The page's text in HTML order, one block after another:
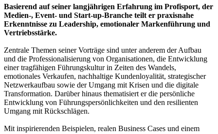
Basierend auf seiner langjährigen Erfahrung im Profisport, der
Medien-, Event- und Start-up-Branche teilt er praxisnahe
Erkenntnisse zu Leadership, emotionaler Markenführung und
Vertriebsstärke.
Zentrale Themen seiner Vorträge sind unter anderem der Aufbau
und die Professionalisierung von Organisationen, die Entwicklung
einer tragfähigen Führungskultur in Zeiten des Wandels,
emotionales Verkaufen, nachhaltige Kundenloyalität, strategischer
Netzwerkaufbau sowie der Umgang mit Krisen und die digitale
Transformation. Darüber hinaus thematisiert er die persönliche
Entwicklung von Führungspersönlichkeiten und den resilienten
Umgang mit Rückschlägen.
Mit inspirierenden Beispielen, realen Business Cases und einem